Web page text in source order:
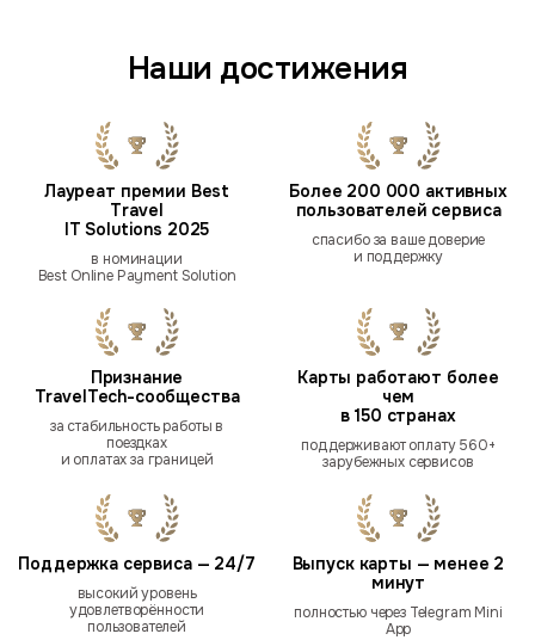
Наши достижения
Лауреат премии Best
Travel
IT Solutions 2025
в номинации
Best Online Payment Solution
Более 200 000 активных
пользователей сервиса
спасибо за ваше доверие
и поддержку
Признание
TravelTech-сообщества
за стабильность работы в
поездках
и оплатах за границей
Карты работают более
чем
в 150 странах
поддерживают оплату 560+
зарубежных сервисов
Поддержка сервиса — 24/7
высокий уровень
удовлетворённости
пользователей
Выпуск карты — менее 2
минут
полностью через Telegram Mini
App